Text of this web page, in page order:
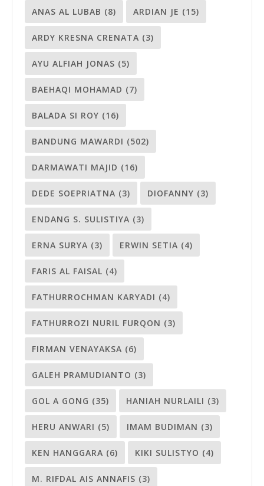
ANAS AL LUBAB (8) ARDIAN JE (15)
ARDY KRESNA CRENATA (3)
AYU ALFIAH JONAS (5)
BAEHAQI MOHAMAD (7)
BALADA SI ROY (16)
BANDUNG MAWARDI (502)
DARMAWATI MAJID (16)
DEDE SOEPRIATNA (3) DIOFANNY (3)
ENDANG S. SULISTIYA (3)
ERNA SURYA (3) ERWIN SETIA (4)
FARIS AL FAISAL (4)
FATHURROCHMAN KARYADI (4)
FATHURROZI NURIL FURQON (3)
FIRMAN VENAYAKSA (6)
GALEH PRAMUDIANTO (3)
GOL A GONG (35) HANIAH NURLAILI (3)
HERU ANWARI (5) IMAM BUDIMAN (3)
KEN HANGGARA (6) KIKI SULISTYO (4)
M. RIFDAL AIS ANNAFIS (3)